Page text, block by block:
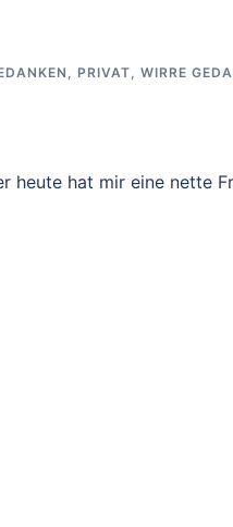
, PRIVAT, WIRRE
hat mir eine nette